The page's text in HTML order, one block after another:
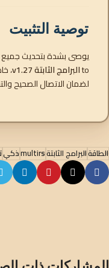
توصية التثبيت
يوصى بشدة بتحديث جميع
toالبرامج الثابتة v1.27
لضمان الاتصال الصحيح
الطاقةالبرامج الثابتةmultirsذكي